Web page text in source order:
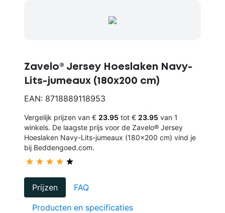
Zavelo® Jersey Hoeslaken Navy-
Lits-jumeaux (180x200 cm)
EAN: 8718889118953
Vergelijk prijzen van € 23.95 tot € 23.95 van 1
winkels. De laagste prijs voor de Zavelo® Jersey
Hoeslaken Navy-Lits-jumeaux (180x200 cm) vind je
bij Beddengoed.com.
Prijzen
FAQ
Producten en specificaties